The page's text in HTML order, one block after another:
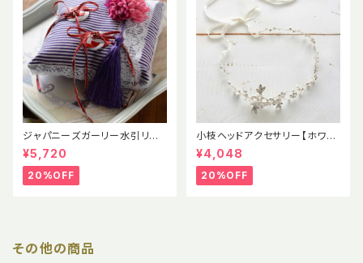
ジャパニーズガーリー水引リン
グピロー完成品
¥5,720
20%OFF
小枝ヘッドアクセサリー【ホワイ
トリボン付き・ラインストーン・ナ
チュラルウエデイング】おしゃれ
花嫁
¥4,048
20%OFF
その他の商品